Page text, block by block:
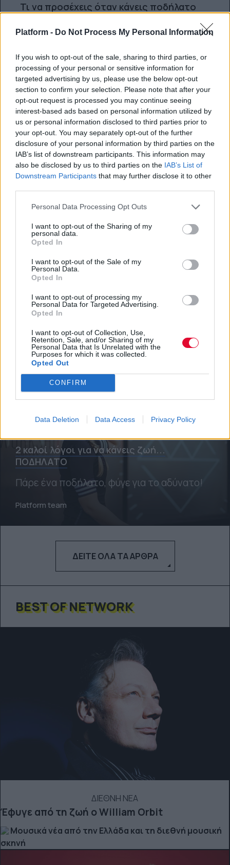
Platform - Do Not Process My Personal Information
If you wish to opt-out of the sale, sharing to third parties, or
processing of your personal or sensitive information for
targeted advertising by us, please use the below opt-out
section to confirm your selection. Please note that after your
opt-out request is processed you may continue seeing
interest-based ads based on personal information utilized by
us or personal information disclosed to third parties prior to
your opt-out. You may separately opt-out of the further
disclosure of your personal information by third parties on the
IAB’s list of downstream participants. This information may
also be disclosed by us to third parties on the IAB’s List of
Downstream Participants that may further disclose it to other
Personal Data Processing Opt Outs
I want to opt-out of the Sharing of my
personal data.
Opted In
I want to opt-out of the Sale of my
Personal Data.
Opted In
I want to opt-out of processing my
Personal Data for Targeted Advertising.
Opted In
I want to opt-out of Collection, Use,
Retention, Sale, and/or Sharing of my
Personal Data that Is Unrelated with the
Purposes for which it was collected.
Opted Out
CONFIRM
Data Deletion Data Access Privacy Policy
Τι να προσέχεις όταν κάνεις ποδήλατο
Κέλλυ Νόβακ
ΠΟΔΉΛΑΤΟ
Να γιατί πρέπει να πηγαίνεις στη δουλειά
με το ποδήλατο
Τα αποτελέσματα νέων μελετών μας
προτρέπουν να ξεκινήσουμε τις
ορθοπεταλιές.
Platform team
2 καλοί λόγοι για να κάνεις ζωή...
ΠΟΔΗΛΑΤΟ
Πάρε ένα ποδήλατο, φύγε για το αδύνατο!
Platform team
ΔΕΊΤΕ ΌΛΑ ΤΑ ΆΡΘΡΑ
BEST OF NETWORK
ΔΙΕΘΝΗ ΝΕΑ
Έφυγε από τη ζωή ο William Orbit
Μουσικά νέα από την Ελλάδα και τη διεθνή μουσική
σκηνή